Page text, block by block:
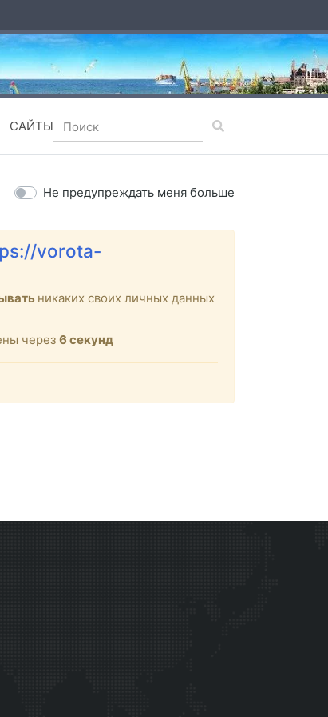
САЙТЫ
Не предупреждать меня больше
vorota-
никаких своих личных данных
через 6 секунд